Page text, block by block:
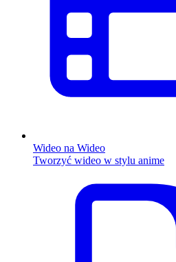
Wideo na Wideo
Tworzyć wideo w stylu anime